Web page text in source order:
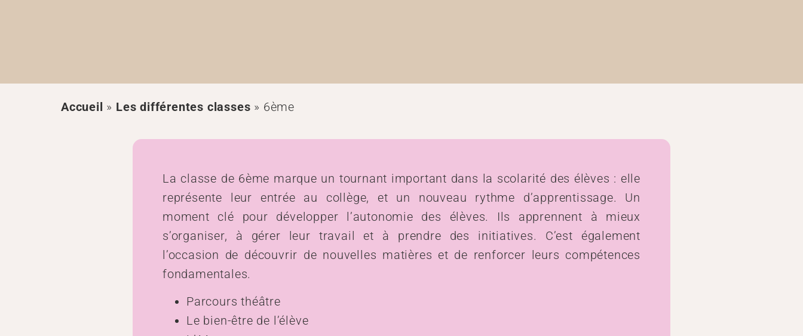
Accueil » Les différentes classes » 6ème
La classe de 6ème marque un tournant important dans la scolarité des élèves : elle
représente leur entrée au collège, et un nouveau rythme d’apprentissage. Un
moment clé pour développer l’autonomie des élèves. Ils apprennent à mieux
s’organiser, à gérer leur travail et à prendre des initiatives. C’est également
l’occasion de découvrir de nouvelles matières et de renforcer leurs compétences
fondamentales.
Parcours théâtre
Le bien-être de l’élève